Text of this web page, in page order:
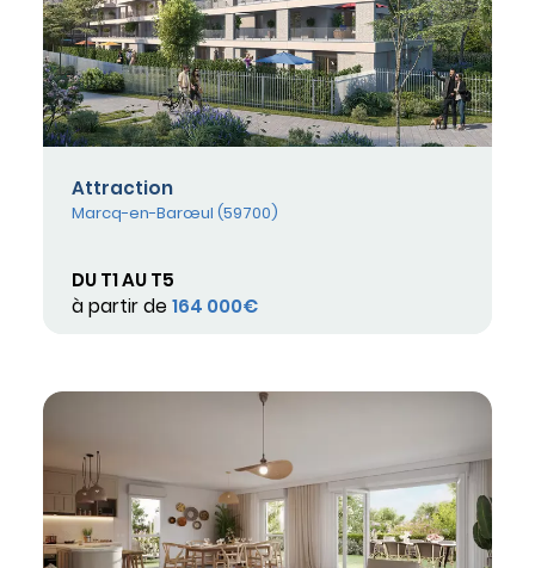
Attraction
Marcq-en-Barœul (59700)
DU T1 AU T5
à partir de 164 000€